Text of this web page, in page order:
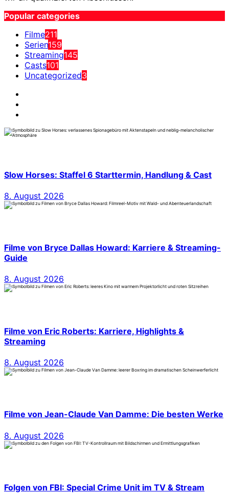
Popular categories
Filme211
Serien159
Streaming145
Casts101
Uncategorized3
Slow Horses: Staffel 6 Starttermin, Handlung & Cast
8. August 2026
Filme von Bryce Dallas Howard: Karriere & Streaming-
Guide
8. August 2026
Filme von Eric Roberts: Karriere, Highlights &
Streaming
8. August 2026
Filme von Jean-Claude Van Damme: Die besten Werke
8. August 2026
Folgen von FBI: Special Crime Unit im TV & Stream